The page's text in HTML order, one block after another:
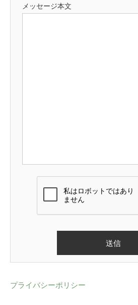
メッセージ本文
プライバシーポリシー